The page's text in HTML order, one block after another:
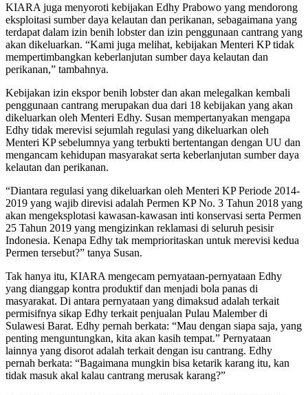
KIARA juga menyoroti kebijakan Edhy Prabowo yang mendorong
eksploitasi sumber daya kelautan dan perikanan, sebagaimana yang
terdapat dalam izin benih lobster dan izin penggunaan cantrang yang
akan dikeluarkan. “Kami juga melihat, kebijakan Menteri KP tidak
mempertimbangkan keberlanjutan sumber daya kelautan dan
perikanan,” tambahnya.
Kebijakan izin ekspor benih lobster dan akan melegalkan kembali
penggunaan cantrang merupakan dua dari 18 kebijakan yang akan
dikeluarkan oleh Menteri Edhy. Susan mempertanyakan mengapa
Edhy tidak merevisi sejumlah regulasi yang dikeluarkan oleh
Menteri KP sebelumnya yang terbukti bertentangan dengan UU dan
mengancam kehidupan masyarakat serta keberlanjutan sumber daya
kelautan dan perikanan.
“Diantara regulasi yang dikeluarkan oleh Menteri KP Periode 2014-
2019 yang wajib direvisi adalah Permen KP No. 3 Tahun 2018 yang
akan mengeksplotasi kawasan-kawasan inti konservasi serta Permen
25 Tahun 2019 yang mengizinkan reklamasi di seluruh pesisir
Indonesia. Kenapa Edhy tak memprioritaskan untuk merevisi kedua
Permen tersebut?” tanya Susan.
Tak hanya itu, KIARA mengecam pernyataan-pernyataan Edhy
yang dianggap kontra produktif dan menjadi bola panas di
masyarakat. Di antara pernyataan yang dimaksud adalah terkait
permisifnya sikap Edhy terkait penjualan Pulau Malember di
Sulawesi Barat. Edhy pernah berkata: “Mau dengan siapa saja, yang
penting menguntungkan, kita akan kasih tempat.” Pernyataan
lainnya yang disorot adalah terkait dengan isu cantrang. Edhy
pernah berkata: “Bagaimana mungkin bisa ketarik karang itu, kan
tidak masuk akal kalau cantrang merusak karang?”